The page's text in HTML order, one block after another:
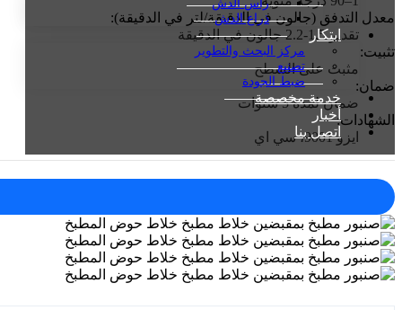
رأس الدش
ذراع الدش
ابتكار
مركز البحث والتطوير
تصنيع
ضبط الجودة
خدمة مخصصة
أخبار
اتصل بنا
معدل التدفق (جالون في الدقيقة/لتر في الدقيقة):
تقدير 1.5-2.2 جالون في الدقيقة
تثبيت:
مثبت على السطح
ضمان:
ضمان لمدة 5 سنوات
الشهادات:
ايزو 9001، سي اي